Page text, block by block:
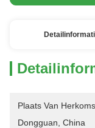
Plaats Van
Dongguan, China